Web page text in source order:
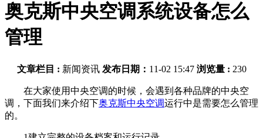
奥克斯中央空调系统设备怎么
管理
文章栏目 : 新闻资讯 发布日期： 11-02 15:47 浏览量 : 230
在大家使用中央空调的时候，会遇到各种品牌的中央空
调，下面我们来介绍下奥克斯中央空调运行中是需要怎么管理
的。